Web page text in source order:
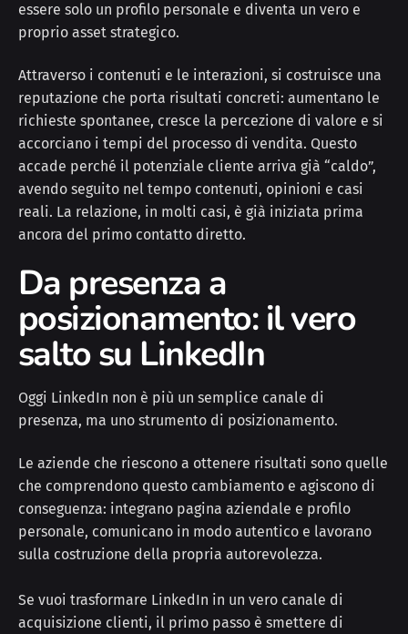
essere solo un profilo personale e diventa un vero e
proprio asset strategico.
Attraverso i contenuti e le interazioni, si costruisce una
reputazione che porta risultati concreti: aumentano le
richieste spontanee, cresce la percezione di valore e si
accorciano i tempi del processo di vendita. Questo
accade perché il potenziale cliente arriva già “caldo”,
avendo seguito nel tempo contenuti, opinioni e casi
reali. La relazione, in molti casi, è già iniziata prima
ancora del primo contatto diretto.
Da presenza a
posizionamento: il vero
salto su LinkedIn
Oggi LinkedIn non è più un semplice canale di
presenza, ma uno strumento di posizionamento.
Le aziende che riescono a ottenere risultati sono quelle
che comprendono questo cambiamento e agiscono di
conseguenza: integrano pagina aziendale e profilo
personale, comunicano in modo autentico e lavorano
sulla costruzione della propria autorevolezza.
Se vuoi trasformare LinkedIn in un vero canale di
acquisizione clienti, il primo passo è smettere di